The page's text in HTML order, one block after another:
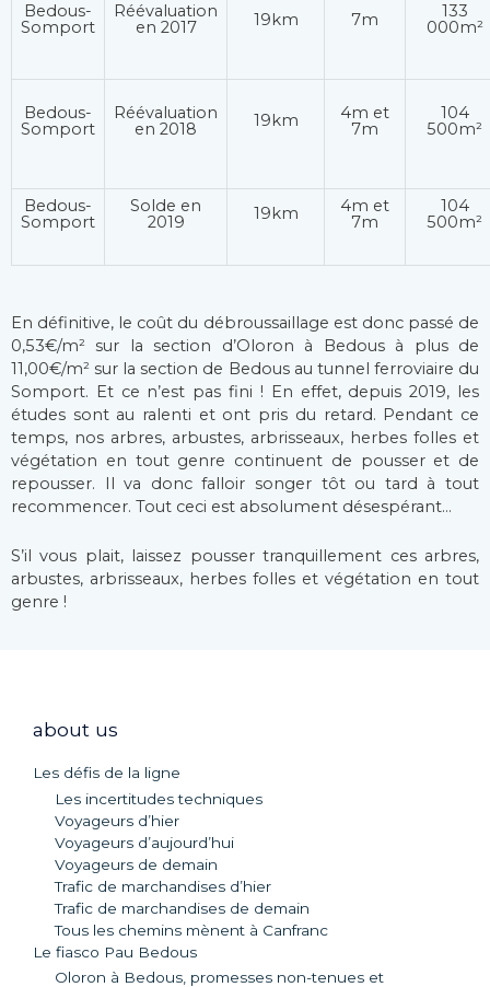
Bedous-
Somport
Réévaluation
en 2017
19km 7m
133
000m²
Bedous-
Somport
Réévaluation
en 2018
19km
4m et
7m
104
500m²
Bedous-
Somport
Solde en
2019
19km
4m et
7m
104
500m²
En définitive, le coût du débroussaillage est donc passé de
0,53€/m² sur la section d’Oloron à Bedous à plus de
11,00€/m² sur la section de Bedous au tunnel ferroviaire du
Somport. Et ce n’est pas fini ! En effet, depuis 2019, les
études sont au ralenti et ont pris du retard. Pendant ce
temps, nos arbres, arbustes, arbrisseaux, herbes folles et
végétation en tout genre continuent de pousser et de
repousser. Il va donc falloir songer tôt ou tard à tout
recommencer. Tout ceci est absolument désespérant…
S’il vous plait, laissez pousser tranquillement ces arbres,
arbustes, arbrisseaux, herbes folles et végétation en tout
genre !
about us
Les défis de la ligne
Les incertitudes techniques
Voyageurs d’hier
Voyageurs d’aujourd’hui
Voyageurs de demain
Trafic de marchandises d’hier
Trafic de marchandises de demain
Tous les chemins mènent à Canfranc
Le fiasco Pau Bedous
Oloron à Bedous, promesses non-tenues et